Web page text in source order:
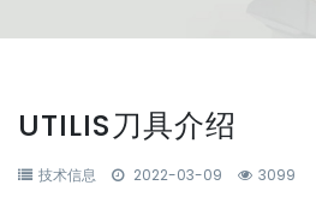
UTILIS刀具介绍
技术信息 2022-03-09 3099